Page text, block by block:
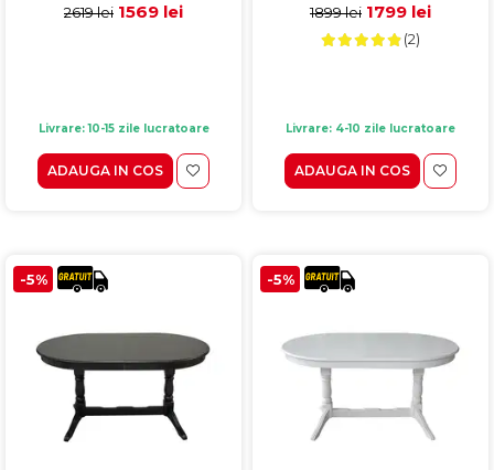
2619 lei 1569 lei
Livrare: 10-15 zile lucratoare
ADAUGA IN COS
1899 lei 1799 lei
(2)
Livrare: 4-10 zile lucratoare
ADAUGA IN COS
-5% -5%